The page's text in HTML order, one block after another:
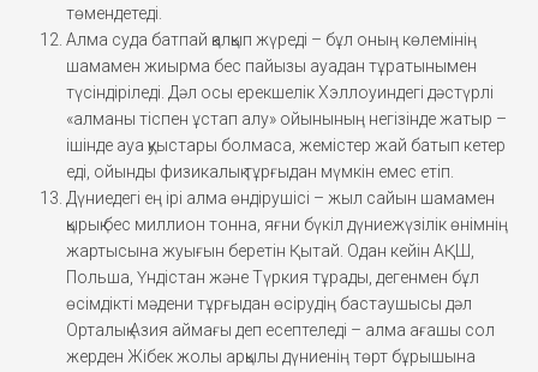
төмендетеді.
Алма суда батпай қалқып жүреді – бұл оның көлемінің
шамамен жиырма бес пайызы ауадан тұратынымен
түсіндіріледі. Дәл осы ерекшелік Хэллоуиндегі дәстүрлі
«алманы тіспен ұстап алу» ойынының негізінде жатыр –
ішінде ауа қуыстары болмаса, жемістер жай батып кетер
еді, ойынды физикалық тұрғыдан мүмкін емес етіп.
Дүниедегі ең ірі алма өндірушісі – жыл сайын шамамен
қырық бес миллион тонна, яғни бүкіл дүниежүзілік өнімнің
жартысына жуығын беретін Қытай. Одан кейін АҚШ,
Польша, Үндістан және Түркия тұрады, дегенмен бұл
өсімдікті мәдени тұрғыдан өсірудің бастаушысы дәл
Орталық Азия аймағы деп есептеледі – алма ағашы сол
жерден Жібек жолы арқылы дүниенің төрт бұрышына